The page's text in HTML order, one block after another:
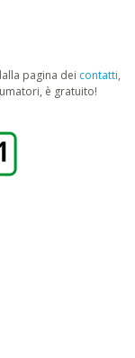
pagina dei contatti,
è gratuito!